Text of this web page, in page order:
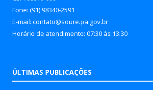
Fone: (91) 98340-2591
E-mail: contato@soure.pa.gov.br
Horário de atendimento: 07:30 às 13:30
ÚLTIMAS PUBLICAÇÕES